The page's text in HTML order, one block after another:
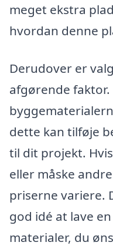
meget ekstra
hvordan denne
Derudover er
afgørende
dette kan tilføje
til dit projekt.
eller måske
priserne variere.
god idé at lave
materialer, du